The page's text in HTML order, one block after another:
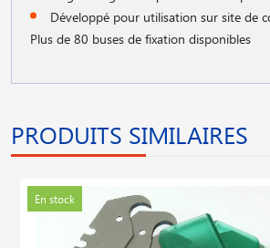
Développé pour utilisation sur site de
Plus de 80 buses de fixation disponibles
PRODUITS SIMILAIRES
En stock